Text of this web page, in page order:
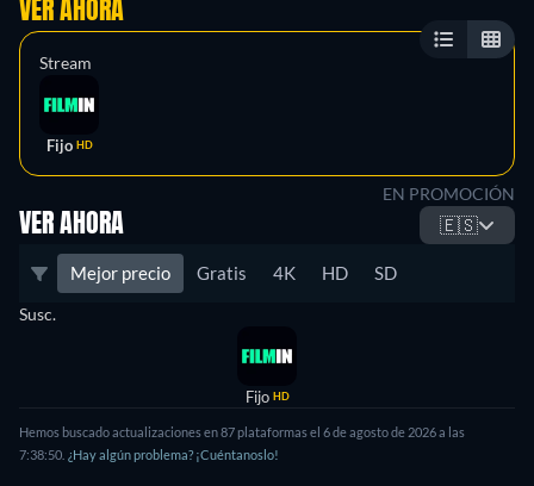
VER AHORA
Stream
Fijo HD
EN PROMOCIÓN
VER AHORA 🇪🇸
Mejor precio Gratis 4K HD SD
Susc.
Fijo HD
Hemos buscado actualizaciones en 87 plataformas el 6 de agosto de 2026 a las
7:38:50. ¿Hay algún problema? ¡Cuéntanoslo!